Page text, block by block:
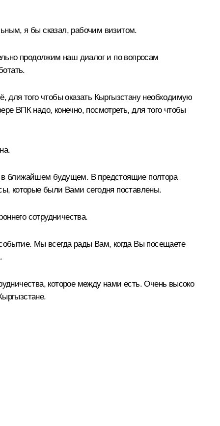
я бы сказал, рабочим визитом.
продолжим наш диалог и по вопросам
для того чтобы оказать Кыргызстану необходимую
ВПК надо, конечно, посмотреть, для того чтобы
в ближайшем будущем. В предстоящие полтора
которые были Вами сегодня поставлены.
сотрудничества.
Мы всегда рады Вам, когда Вы посещаете
которое между нами есть. Очень высоко